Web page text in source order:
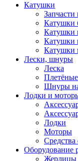
Катушки
Катушки
Катушки
Катушки
Катушки
Лески, шнуры
Леска
Шнуры
Лодки и
Лодки
Моторы
Средства
Оборудование
Жерлицы